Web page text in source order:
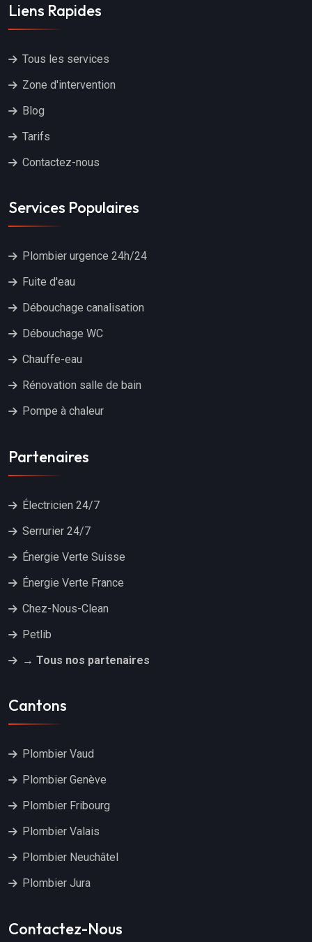
Liens Rapides
Tous les services
Zone d'intervention
Blog
Tarifs
Contactez-nous
Services Populaires
Plombier urgence 24h/24
Fuite d'eau
Débouchage canalisation
Débouchage WC
Chauffe-eau
Rénovation salle de bain
Pompe à chaleur
Partenaires
Électricien 24/7
Serrurier 24/7
Énergie Verte Suisse
Énergie Verte France
Chez-Nous-Clean
Petlib
→ Tous nos partenaires
Cantons
Plombier Vaud
Plombier Genève
Plombier Fribourg
Plombier Valais
Plombier Neuchâtel
Plombier Jura
Contactez-Nous